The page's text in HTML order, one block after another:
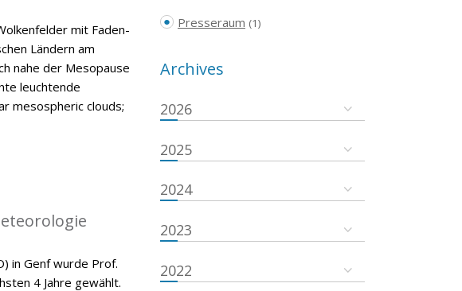
mit Faden-
Ländern am
nahe der Mesopause
leuchtende
mesospheric clouds;
in Genf wurde Prof.
4 Jahre gewählt.
Presseraum (1)
Archives
2026
2025
2024
2023
2022